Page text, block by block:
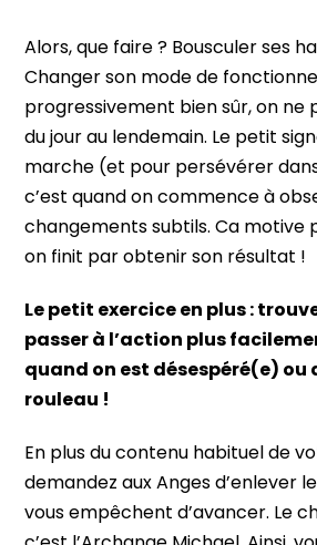
Alors, que faire ? Bousculer ses
Changer son mode de
progressivement bien sûr, on ne
du jour au lendemain. Le petit
marche (et pour persévérer
c’est quand on commence à
changements subtils. Ca motive
on finit par obtenir son résultat !
Le petit exercice en plus :
passer à l’action plus
quand on est désespéré(e) ou
rouleau !
En plus du contenu habituel de
demandez aux Anges d’enlever
vous empêchent d’avancer. Le